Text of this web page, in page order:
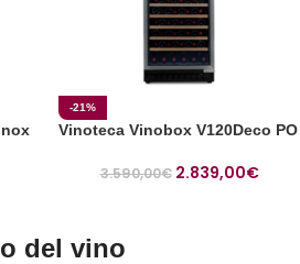
-21%
Vinoteca Vinobox V120Deco PO
3.590,00€ 2.839,00€
del vino